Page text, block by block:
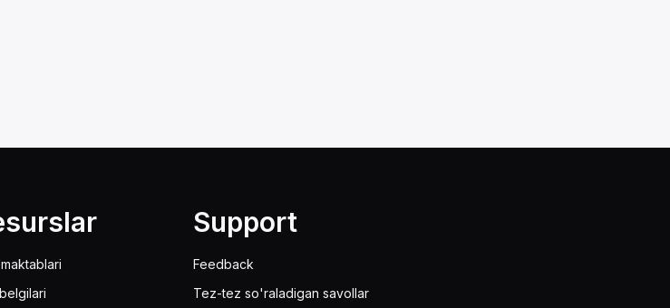
Support
Feedback
Tez-tez so'raladigan savollar